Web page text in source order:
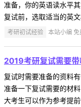
准备，你的英语读水平
复试前，选取适当的英
考研初试经验 本站小编
2019考研复试需要
复试时需要准备的资料
准备一下复试需要的材
大考生可以作为参考提